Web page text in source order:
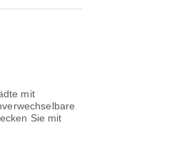
mit
Sie mit